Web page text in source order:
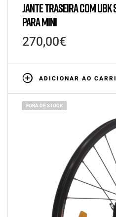
JANTE TRASEIRA COM UBK
PARA MINI
270,00€
ADICIONAR AO
FORA DE STOCK